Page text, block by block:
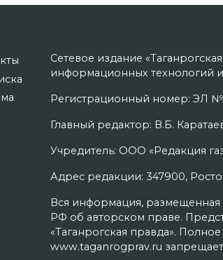
Сетевое издание
информационных технологий
Регистрационный номер: ЭЛ №
Главный редактор: В.Б.
Учредитель: ООО «Редакция
Адрес редакции: 347900,
Вся информация, размещенная
РФ об авторском праве.
«Таганрогская правда».
www.taganrogprav.ru